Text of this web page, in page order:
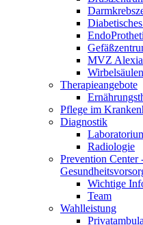
MVZ
Therapieangebote
Pflege im
Diagnostik
Radiologie
Prevention Center
Wichtige
Team
Wahlleistung